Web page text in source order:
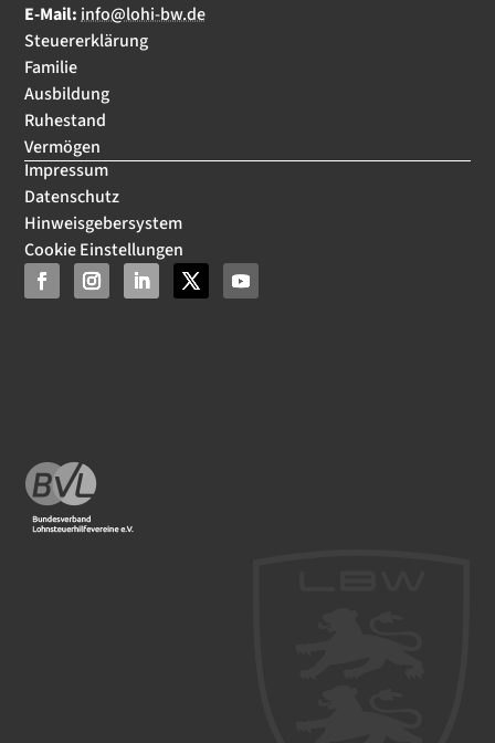
E-Mail: info@lohi-bw.de
Steuererklärung
Familie
Ausbildung
Ruhestand
Vermögen
Impressum
Datenschutz
Hinweisgebersystem
Cookie Einstellungen